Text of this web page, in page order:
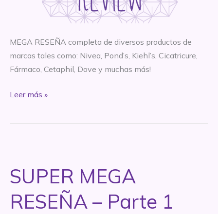
MEGA RESEÑA completa de diversos productos de
marcas tales como: Nivea, Pond’s, Kiehl’s, Cicatricure,
Fármaco, Cetaphil, Dove y muchas más!
SÚPER
RESEÑA
Leer más »
SUPER MEGA
RESEÑA – Parte 1